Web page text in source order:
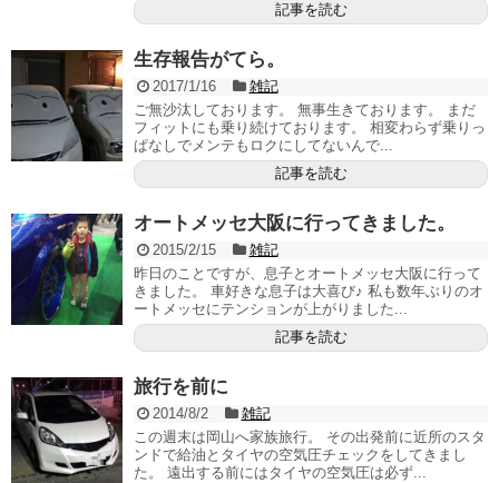
記事を読む
生存報告がてら。
2017/1/16
雑記
ご無沙汰しております。 無事生きております。 まだ
フィットにも乗り続けております。 相変わらず乗りっ
ぱなしでメンテもロクにしてないんで...
記事を読む
オートメッセ大阪に行ってきました。
2015/2/15
雑記
昨日のことですが、息子とオートメッセ大阪に行って
きました。 車好きな息子は大喜び♪ 私も数年ぶりのオ
ートメッセにテンションが上がりました...
記事を読む
旅行を前に
2014/8/2
雑記
この週末は岡山へ家族旅行。 その出発前に近所のスタ
ンドで給油とタイヤの空気圧チェックをしてきまし
た。 遠出する前にはタイヤの空気圧は必ず...